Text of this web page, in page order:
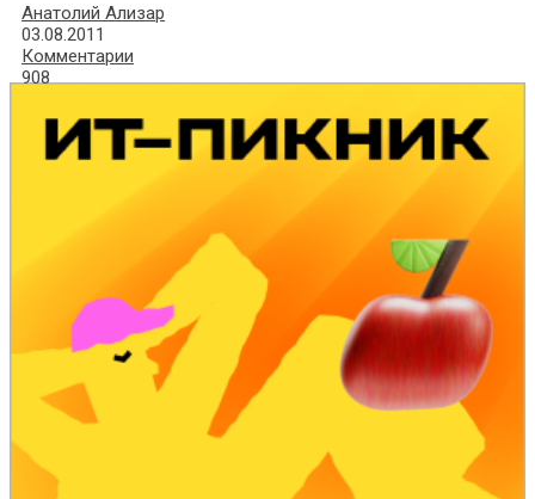
Анатолий Ализар
03.08.2011
Комментарии
908